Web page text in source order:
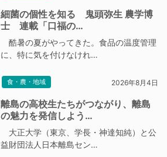
細菌の個性を知る 鬼頭弥生 農学博
士 連載「口福の…
酷暑の夏がやってきた。食品の温度管理
に、特に気を付けなけれ…
食・農・地域 2026年8月4日
離島の高校生たちがつながり、離島
の魅力を発信しよう…
大正大学（東京、学長・神達知純）と公
益財団法人日本離島セン…